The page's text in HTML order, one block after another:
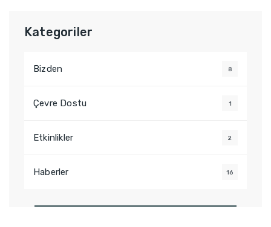
:
Kategoriler
Bizden 8
Çevre Dostu 1
Etkinlikler 2
Haberler 16